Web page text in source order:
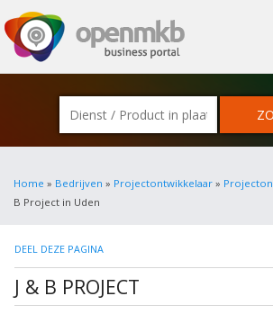
OPENMKB - DE
Home » Bedrijven » Projectontwikkelaar »
B Project in Uden
DEEL DEZE PAGINA
J & B PROJECT